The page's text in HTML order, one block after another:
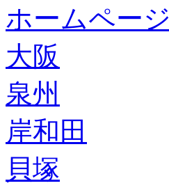
ホームページ
大阪
泉州
岸和田
貝塚